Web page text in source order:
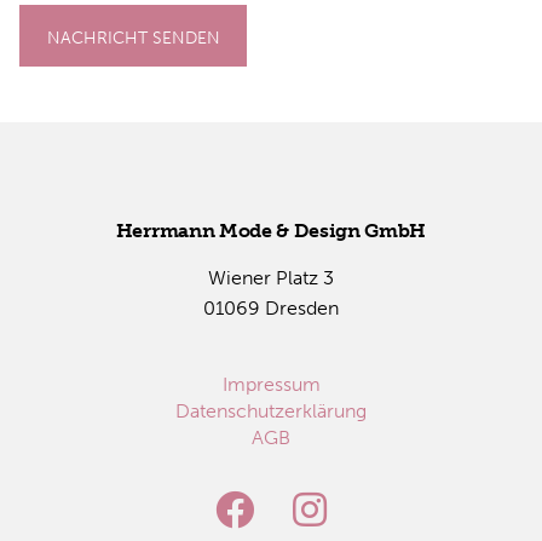
NACHRICHT SENDEN
Herr­mann Mode & De­sign GmbH
Wie­ner Platz 3
01069 Dres­den
Impressum
Datenschutzerklärung
AGB